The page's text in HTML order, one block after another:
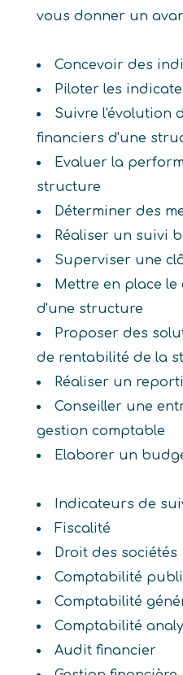
vous donner un
Concevoir des
Piloter les
Suivre l'évolution
financiers d'une
Evaluer la
structure
Déterminer des
Réaliser un suivi
Superviser une
Mettre en place
d'une structure
Proposer des
de rentabilité de la
Réaliser un
Conseiller une
gestion comptable
Elaborer un
Indicateurs de
Fiscalité
Droit des sociétés
Comptabilité
Comptabilité
Comptabilité
Audit financier